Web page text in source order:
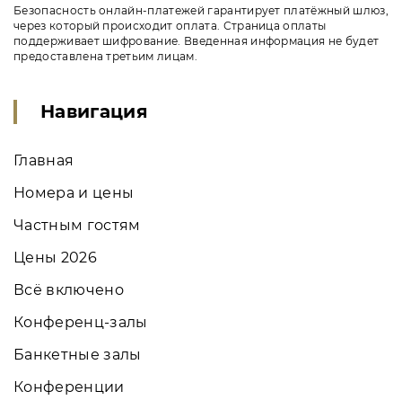
Безопасность онлайн-платежей гарантирует платёжный шлюз,
через который происходит оплата. Страница оплаты
поддерживает шифрование. Введенная информация не будет
предоставлена третьим лицам.
Навигация
Главная
Номера и цены
Частным гостям
Цены 2026
Всё включено
Конференц-залы
Банкетные залы
Конференции